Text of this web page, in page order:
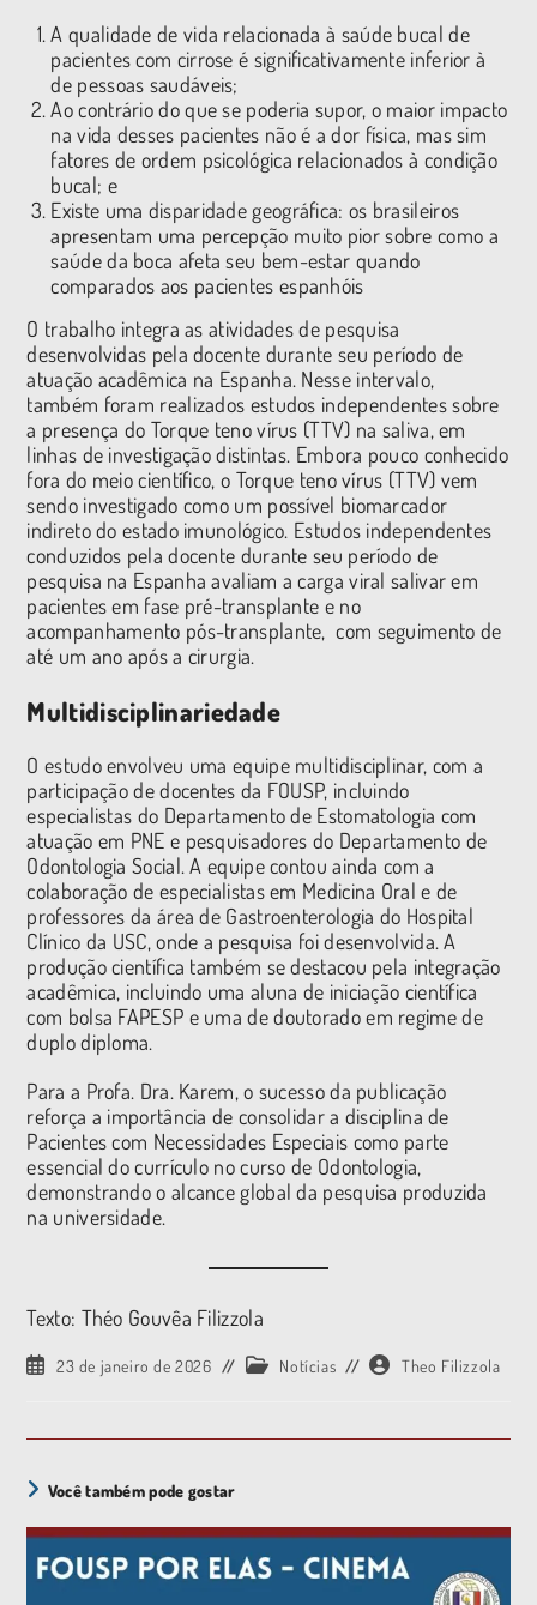
A qualidade de vida relacionada à saúde bucal de
pacientes com cirrose é significativamente inferior à
de pessoas saudáveis;
Ao contrário do que se poderia supor, o maior impacto
na vida desses pacientes não é a dor física, mas sim
fatores de ordem psicológica relacionados à condição
bucal; e
Existe uma disparidade geográfica: os brasileiros
apresentam uma percepção muito pior sobre como a
saúde da boca afeta seu bem-estar quando
comparados aos pacientes espanhóis
O trabalho integra as atividades de pesquisa
desenvolvidas pela docente durante seu período de
atuação acadêmica na Espanha. Nesse intervalo,
também foram realizados estudos independentes sobre
a presença do Torque teno vírus (TTV) na saliva, em
linhas de investigação distintas. Embora pouco conhecido
fora do meio científico, o Torque teno vírus (TTV) vem
sendo investigado como um possível biomarcador
indireto do estado imunológico. Estudos independentes
conduzidos pela docente durante seu período de
pesquisa na Espanha avaliam a carga viral salivar em
pacientes em fase pré-transplante e no
acompanhamento pós-transplante, com seguimento de
até um ano após a cirurgia.
Multidisciplinariedade
O estudo envolveu uma equipe multidisciplinar, com a
participação de docentes da FOUSP, incluindo
especialistas do Departamento de Estomatologia com
atuação em PNE e pesquisadores do Departamento de
Odontologia Social. A equipe contou ainda com a
colaboração de especialistas em Medicina Oral e de
professores da área de Gastroenterologia do Hospital
Clínico da USC, onde a pesquisa foi desenvolvida. A
produção científica também se destacou pela integração
acadêmica, incluindo uma aluna de iniciação científica
com bolsa FAPESP e uma de doutorado em regime de
duplo diploma.
Para a Profa. Dra. Karem, o sucesso da publicação
reforça a importância de consolidar a disciplina de
Pacientes com Necessidades Especiais como parte
essencial do currículo no curso de Odontologia,
demonstrando o alcance global da pesquisa produzida
na universidade.
Texto: Théo Gouvêa Filizzola
23 de janeiro de 2026 Notícias Theo Filizzola
Você também pode gostar